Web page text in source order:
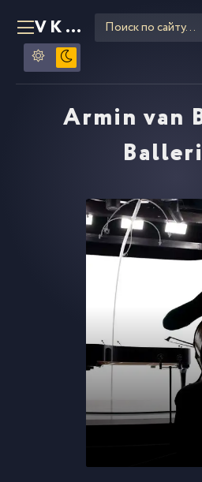
VKLIPE RU
Armin van